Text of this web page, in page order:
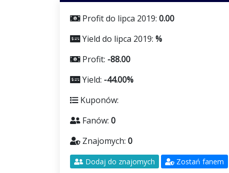
Profit do lipca 2019: 0.00
Yield do lipca 2019: %
Profit: -88.00
Yield: -44.00%
Kuponów:
Fanów: 0
Znajomych: 0
Dodaj do znajomych Zostań fanem